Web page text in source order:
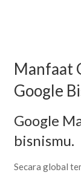
Manfaat
Google
Google
bisnismu.
Secara global